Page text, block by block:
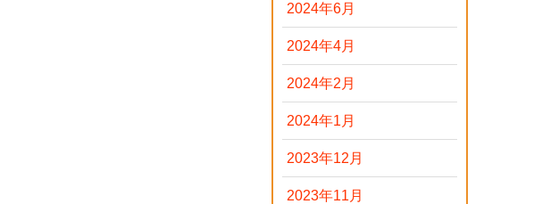
2024年6月
2024年4月
2024年2月
2024年1月
2023年12月
2023年11月